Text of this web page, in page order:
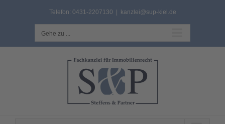
Telefon: 0431-2207130 kanzlei@sup-kiel.de
Gehe zu ...